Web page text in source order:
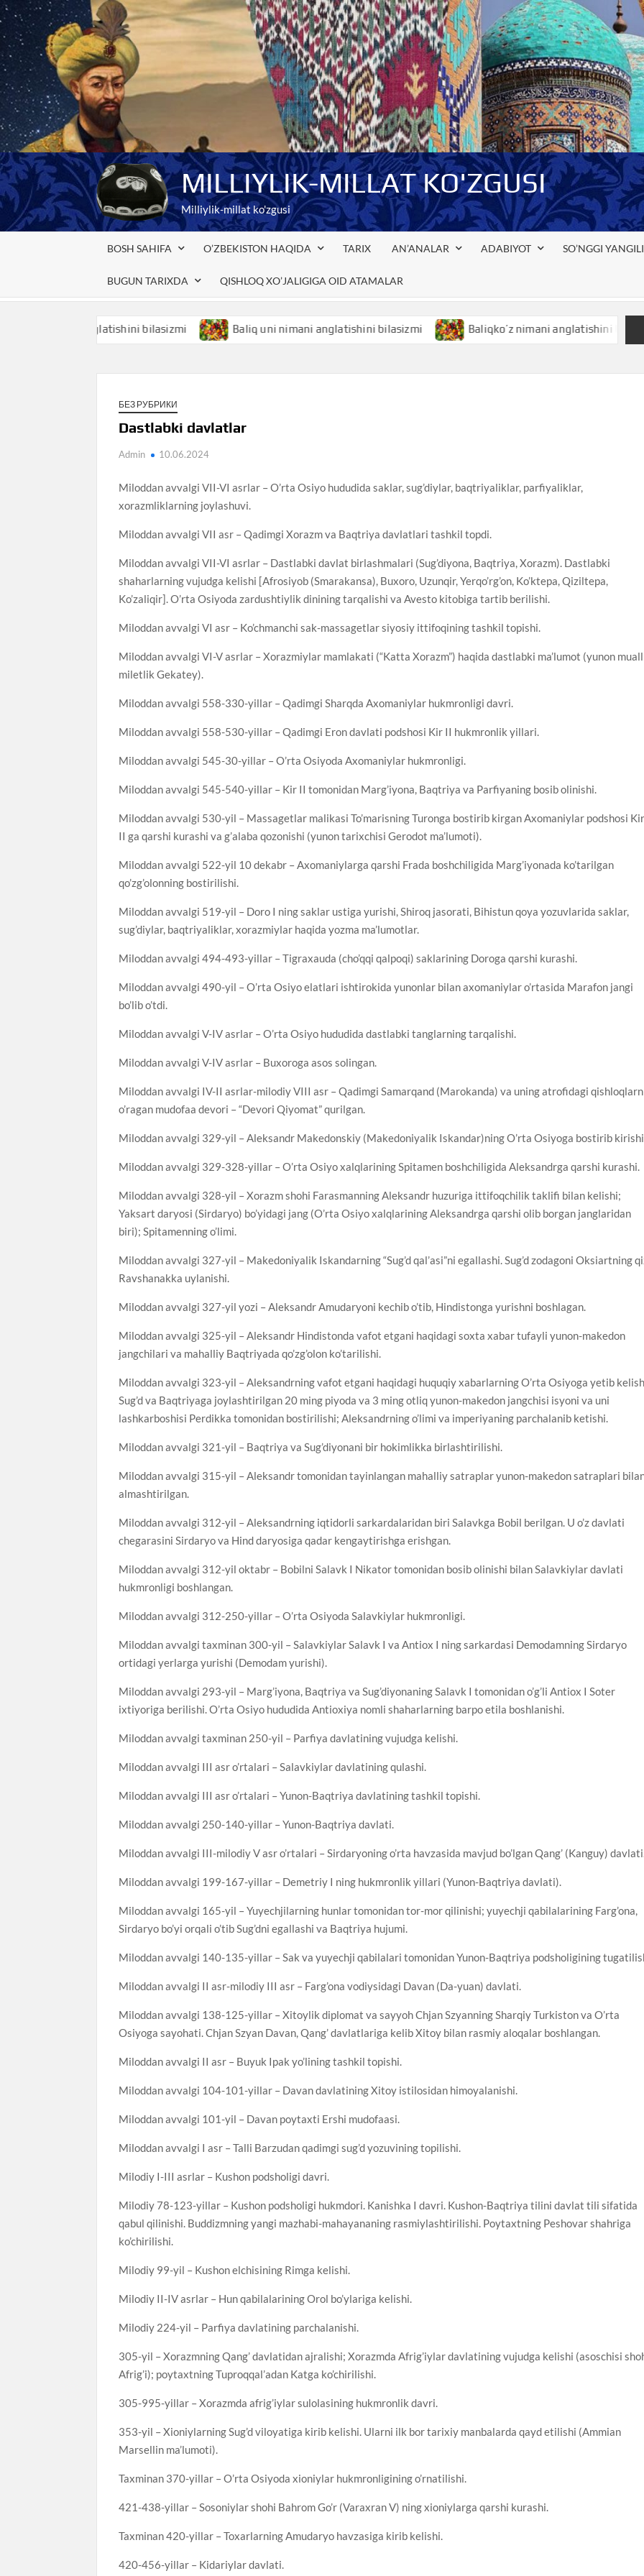
Skip
to
content
MILLIYLIK-MILLAT KO'ZGUSI
Milliylik-millat ko'zgusi
BOSH SAHIFA O’ZBEKISTON HAQIDA TARIX AN’ANALAR ADABIYOT SO’NGGI
BUGUN TARIXDA QISHLOQ XO’JALIGIGA OID ATAMALAR
anglatishini bilasizmi Baliq uni nimani anglatishini bilasizmi Baliqko’z nimani anglatishini bilasizmi
БЕЗ РУБРИКИ
Dastlabki davlatlar
Admin 10.06.2024
Miloddan avvalgi VII-VI asrlar – O’rta Osiyo hududida saklar, sug’diylar, baqtriyaliklar, parfiyaliklar,
xorazmliklarning joylashuvi.
Miloddan avvalgi VII asr – Qadimgi Xorazm va Baqtriya davlatlari tashkil topdi.
Miloddan avvalgi VII-VI asrlar – Dastlabki davlat birlashmalari (Sug’diyona, Baqtriya, Xorazm). Dastlabki
shaharlarning vujudga kelishi [Afrosiyob (Smarakansa), Buxoro, Uzunqir, Yerqo’rg’on, Ko’ktepa, Qiziltepa,
Ko’zaliqir]. O’rta Osiyoda zardushtiylik dinining tarqalishi va Avesto kitobiga tartib berilishi.
Miloddan avvalgi VI asr – Ko’chmanchi sak-massagetlar siyosiy ittifoqining tashkil topishi.
Miloddan avvalgi VI-V asrlar – Xorazmiylar mamlakati (“Katta Xorazm”) haqida dastlabki ma’lumot (yunon
miletlik Gekatey).
Miloddan avvalgi 558-330-yillar – Qadimgi Sharqda Axomaniylar hukmronligi davri.
Miloddan avvalgi 558-530-yillar – Qadimgi Eron davlati podshosi Kir II hukmronlik yillari.
Miloddan avvalgi 545-30-yillar – O’rta Osiyoda Axomaniylar hukmronligi.
Miloddan avvalgi 545-540-yillar – Kir II tomonidan Marg’iyona, Baqtriya va Parfiyaning bosib olinishi.
Miloddan avvalgi 530-yil – Massagetlar malikasi To’marisning Turonga bostirib kirgan Axomaniylar podshosi
II ga qarshi kurashi va g’alaba qozonishi (yunon tarixchisi Gerodot ma’lumoti).
Miloddan avvalgi 522-yil 10 dekabr – Axomaniylarga qarshi Frada boshchiligida Marg’iyonada ko’tarilgan
qo’zg’olonning bostirilishi.
Miloddan avvalgi 519-yil – Doro I ning saklar ustiga yurishi, Shiroq jasorati, Bihistun qoya yozuvlarida saklar,
sug’diylar, baqtriyaliklar, xorazmiylar haqida yozma ma’lumotlar.
Miloddan avvalgi 494-493-yillar – Tigraxauda (cho’qqi qalpoqi) saklarining Doroga qarshi kurashi.
Miloddan avvalgi 490-yil – O’rta Osiyo elatlari ishtirokida yunonlar bilan axomaniylar o’rtasida Marafon jangi
bo’lib o’tdi.
Miloddan avvalgi V-IV asrlar – O’rta Osiyo hududida dastlabki tanglarning tarqalishi.
Miloddan avvalgi V-IV asrlar – Buxoroga asos solingan.
Miloddan avvalgi IV-II asrlar-milodiy VIII asr – Qadimgi Samarqand (Marokanda) va uning atrofidagi
o’ragan mudofaa devori – “Devori Qiyomat” qurilgan.
Miloddan avvalgi 329-yil – Aleksandr Makedonskiy (Makedoniyalik Iskandar)ning O’rta Osiyoga bostirib
Miloddan avvalgi 329-328-yillar – O’rta Osiyo xalqlarining Spitamen boshchiligida Aleksandrga qarshi kurashi.
Miloddan avvalgi 328-yil – Xorazm shohi Farasmanning Aleksandr huzuriga ittifoqchilik taklifi bilan kelishi;
Yaksart daryosi (Sirdaryo) bo’yidagi jang (O’rta Osiyo xalqlarining Aleksandrga qarshi olib borgan janglaridan
biri); Spitamenning o’limi.
Miloddan avvalgi 327-yil – Makedoniyalik Iskandarning “Sug’d qal’asi”ni egallashi. Sug’d zodagoni Oksiartning
Ravshanakka uylanishi.
Miloddan avvalgi 327-yil yozi – Aleksandr Amudaryoni kechib o’tib, Hindistonga yurishni boshlagan.
Miloddan avvalgi 325-yil – Aleksandr Hindistonda vafot etgani haqidagi soxta xabar tufayli yunon-makedon
jangchilari va mahalliy Baqtriyada qo’zg’olon ko’tarilishi.
Miloddan avvalgi 323-yil – Aleksandrning vafot etgani haqidagi huquqiy xabarlarning O’rta Osiyoga yetib
Sug’d va Baqtriyaga joylashtirilgan 20 ming piyoda va 3 ming otliq yunon-makedon jangchisi isyoni va uni
lashkarboshisi Perdikka tomonidan bostirilishi; Aleksandrning o’limi va imperiyaning parchalanib ketishi.
Miloddan avvalgi 321-yil – Baqtriya va Sug’diyonani bir hokimlikka birlashtirilishi.
Miloddan avvalgi 315-yil – Aleksandr tomonidan tayinlangan mahalliy satraplar yunon-makedon satraplari
almashtirilgan.
Miloddan avvalgi 312-yil – Aleksandrning iqtidorli sarkardalaridan biri Salavkga Bobil berilgan. U o’z davlati
chegarasini Sirdaryo va Hind daryosiga qadar kengaytirishga erishgan.
Miloddan avvalgi 312-yil oktabr – Bobilni Salavk I Nikator tomonidan bosib olinishi bilan Salavkiylar davlati
hukmronligi boshlangan.
Miloddan avvalgi 312-250-yillar – O’rta Osiyoda Salavkiylar hukmronligi.
Miloddan avvalgi taxminan 300-yil – Salavkiylar Salavk I va Antiox I ning sarkardasi Demodamning Sirdaryo
ortidagi yerlarga yurishi (Demodam yurishi).
Miloddan avvalgi 293-yil – Marg’iyona, Baqtriya va Sug’diyonaning Salavk I tomonidan o’g’li Antiox I Soter
ixtiyoriga berilishi. O’rta Osiyo hududida Antioxiya nomli shaharlarning barpo etila boshlanishi.
Miloddan avvalgi taxminan 250-yil – Parfiya davlatining vujudga kelishi.
Miloddan avvalgi III asr o’rtalari – Salavkiylar davlatining qulashi.
Miloddan avvalgi III asr o’rtalari – Yunon-Baqtriya davlatining tashkil topishi.
Miloddan avvalgi 250-140-yillar – Yunon-Baqtriya davlati.
Miloddan avvalgi III-milodiy V asr o’rtalari – Sirdaryoning o’rta havzasida mavjud bo’lgan Qang’ (Kanguy)
Miloddan avvalgi 199-167-yillar – Demetriy I ning hukmronlik yillari (Yunon-Baqtriya davlati).
Miloddan avvalgi 165-yil – Yuyechjilarning hunlar tomonidan tor-mor qilinishi; yuyechji qabilalarining Farg’ona,
Sirdaryo bo’yi orqali o’tib Sug’dni egallashi va Baqtriya hujumi.
Miloddan avvalgi 140-135-yillar – Sak va yuyechji qabilalari tomonidan Yunon-Baqtriya podsholigining
Miloddan avvalgi II asr-milodiy III asr – Farg’ona vodiysidagi Davan (Da-yuan) davlati.
Miloddan avvalgi 138-125-yillar – Xitoylik diplomat va sayyoh Chjan Szyanning Sharqiy Turkiston va O’rta
Osiyoga sayohati. Chjan Szyan Davan, Qang’ davlatlariga kelib Xitoy bilan rasmiy aloqalar boshlangan.
Miloddan avvalgi II asr – Buyuk Ipak yo’lining tashkil topishi.
Miloddan avvalgi 104-101-yillar – Davan davlatining Xitoy istilosidan himoyalanishi.
Miloddan avvalgi 101-yil – Davan poytaxti Ershi mudofaasi.
Miloddan avvalgi I asr – Talli Barzudan qadimgi sug’d yozuvining topilishi.
Milodiy I-III asrlar – Kushon podsholigi davri.
Milodiy 78-123-yillar – Kushon podsholigi hukmdori. Kanishka I davri. Kushon-Baqtriya tilini davlat tili sifatida
qabul qilinishi. Buddizmning yangi mazhabi-mahayananing rasmiylashtirilishi. Poytaxtning Peshovar shahriga
ko’chirilishi.
Milodiy 99-yil – Kushon elchisining Rimga kelishi.
Milodiy II-IV asrlar – Hun qabilalarining Orol bo’ylariga kelishi.
Milodiy 224-yil – Parfiya davlatining parchalanishi.
305-yil – Xorazmning Qang’ davlatidan ajralishi; Xorazmda Afrig’iylar davlatining vujudga kelishi (asoschisi
Afrig’i); poytaxtning Tuproqqal’adan Katga ko’chirilishi.
305-995-yillar – Xorazmda afrig’iylar sulolasining hukmronlik davri.
353-yil – Xioniylarning Sug’d viloyatiga kirib kelishi. Ularni ilk bor tarixiy manbalarda qayd etilishi (Ammian
Marsellin ma’lumoti).
Taxminan 370-yillar – O’rta Osiyoda xioniylar hukmronligining o’rnatilishi.
421-438-yillar – Sosoniylar shohi Bahrom Go’r (Varaxran V) ning xioniylarga qarshi kurashi.
Taxminan 420-yillar – Toxarlarning Amudaryo havzasiga kirib kelishi.
420-456-yillar – Kidariylar davlati.